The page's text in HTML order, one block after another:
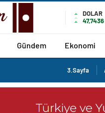
DOLAR
47,7436
Gündem Ekonomi
3.Sayfa